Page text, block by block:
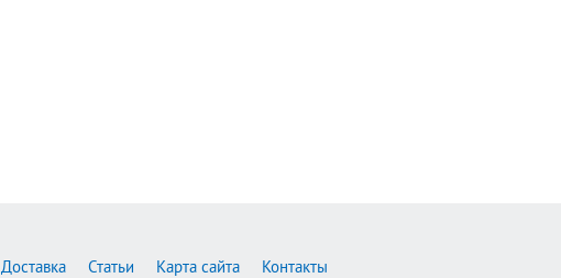
Доставка Статьи Карта сайта Контакты